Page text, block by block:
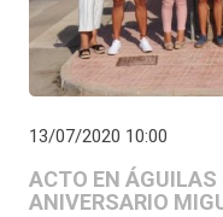
13/07/2020 10:00
ACTO EN
ANIVERSARIO